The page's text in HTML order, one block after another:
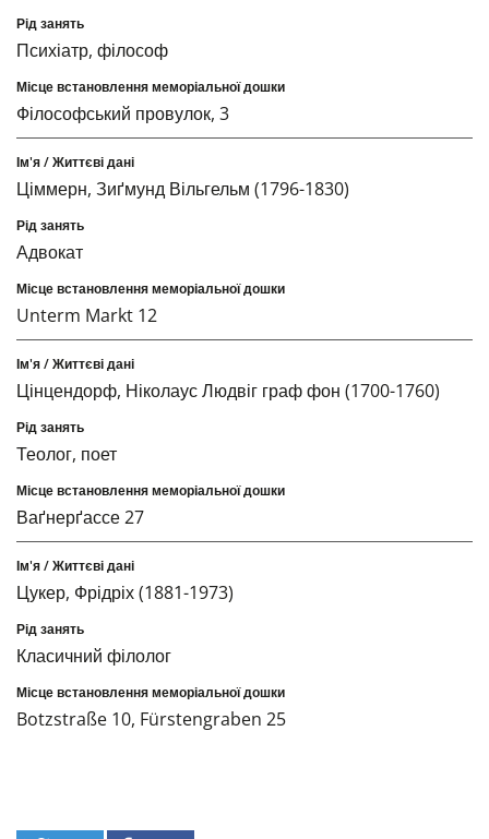
Психіатр, філософ
Філософський провулок, 3
Ціммерн, Зиґмунд Вільгельм (1796-1830)
Адвокат
Unterm Markt 12
Цінцендорф, Ніколаус Людвіг граф фон (1700-1760)
Теолог, поет
Ваґнерґассе 27
Цукер, Фрідріх (1881-1973)
Класичний філолог
Botzstraße 10, Fürstengraben 25